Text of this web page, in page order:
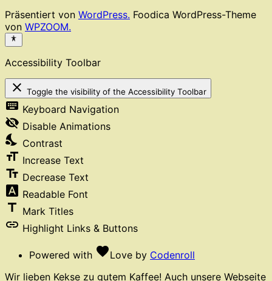
Präsentiert von WordPress. Foodica WordPress-Theme
von WPZOOM.
Accessibility Toolbar
close Toggle the visibility of the Accessibility Toolbar
keyboard Keyboard Navigation
visibility_off Disable Animations
nights_stay Contrast
format_size Increase Text
text_fields Decrease Text
font_download Readable Font
title Mark Titles
link Highlight Links & Buttons
Powered with favoriteLove by Codenroll
Wir lieben Kekse zu gutem Kaffee! Auch unsere Webseite